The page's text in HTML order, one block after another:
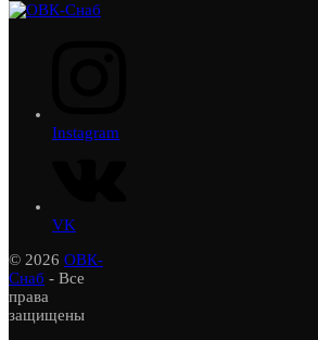
Instagram
VK
© 2026 ОВК-
Снаб - Все
права
защищены